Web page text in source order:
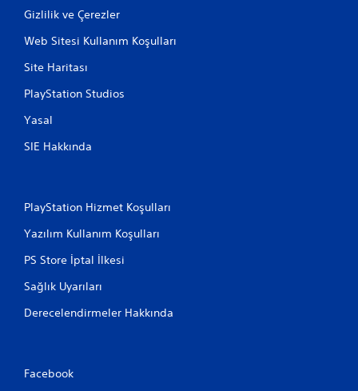
Gizlilik ve Çerezler
Web Sitesi Kullanım Koşulları
Site Haritası
PlayStation Studios
Yasal
SIE Hakkında
PlayStation Hizmet Koşulları
Yazılım Kullanım Koşulları
PS Store İptal İlkesi
Sağlık Uyarıları
Derecelendirmeler Hakkında
Facebook